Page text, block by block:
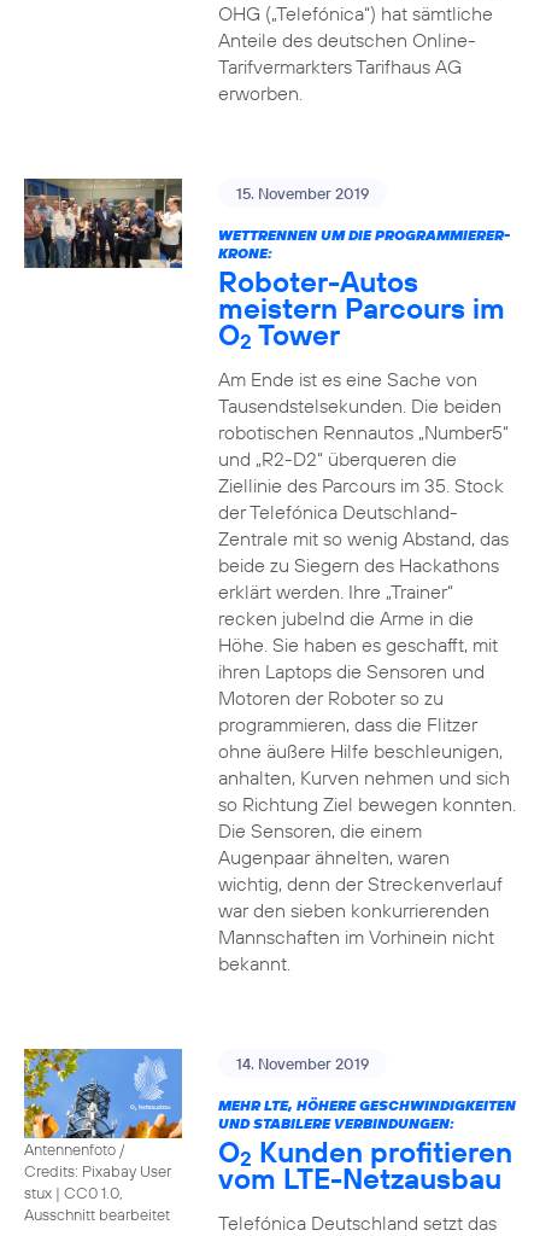
OHG („Telefónica“) hat sämtliche
Anteile des deutschen Online-
Tarifvermarkters Tarifhaus AG
erworben.
15. November 2019
WETTRENNEN UM DIE PROGRAMMIERER-
KRONE:
Roboter-Autos
meistern Parcours im
O2 Tower
Am Ende ist es eine Sache von
Tausendstelsekunden. Die beiden
robotischen Rennautos „Number5“
und „R2-D2“ überqueren die
Ziellinie des Parcours im 35. Stock
der Telefónica Deutschland-
Zentrale mit so wenig Abstand, das
beide zu Siegern des Hackathons
erklärt werden. Ihre „Trainer“
recken jubelnd die Arme in die
Höhe. Sie haben es geschafft, mit
ihren Laptops die Sensoren und
Motoren der Roboter so zu
programmieren, dass die Flitzer
ohne äußere Hilfe beschleunigen,
anhalten, Kurven nehmen und sich
so Richtung Ziel bewegen konnten.
Die Sensoren, die einem
Augenpaar ähnelten, waren
wichtig, denn der Streckenverlauf
war den sieben konkurrierenden
Mannschaften im Vorhinein nicht
bekannt.
Antennenfoto /
Credits: Pixabay User
stux | CC0 1.0,
Ausschnitt bearbeitet
14. November 2019
MEHR LTE, HÖHERE GESCHWINDIGKEITEN
UND STABILERE VERBINDUNGEN:
O2 Kunden profitieren
vom LTE-Netzausbau
Telefónica Deutschland setzt das